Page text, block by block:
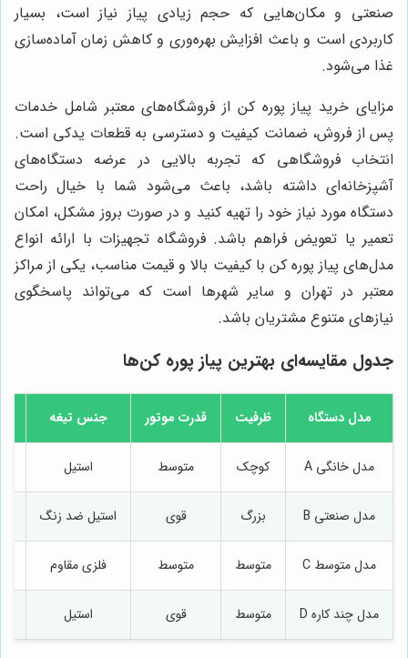
صنعتی و مکان‌هایی که حجم زیادی پیاز نیاز است، بسیار
کاربردی است و باعث افزایش بهره‌وری و کاهش زمان آماده‌سازی
غذا می‌شود.
مزایای خرید پیاز پوره کن از فروشگاه‌های معتبر شامل خدمات
پس از فروش، ضمانت کیفیت و دسترسی به قطعات یدکی است.
انتخاب فروشگاهی که تجربه بالایی در عرضه دستگاه‌های
آشپزخانه‌ای داشته باشد، باعث می‌شود شما با خیال راحت
دستگاه مورد نیاز خود را تهیه کنید و در صورت بروز مشکل، امکان
تعمیر یا تعویض فراهم باشد. فروشگاه تجهیزات با ارائه انواع
مدل‌های پیاز پوره کن با کیفیت بالا و قیمت مناسب، یکی از مراکز
معتبر در تهران و سایر شهرها است که می‌تواند پاسخگوی
نیازهای متنوع مشتریان باشد.
جدول مقایسه‌ای بهترین پیاز پوره کن‌ها
مدل دستگاه ظرفیت قدرت موتور جنس تیغه
مدل خانگی A کوچک متوسط استیل
مدل صنعتی B بزرگ قوی استیل ضد زنگ
مدل متوسط C متوسط متوسط فلزی مقاوم
مدل چند کاره D متوسط قوی استیل